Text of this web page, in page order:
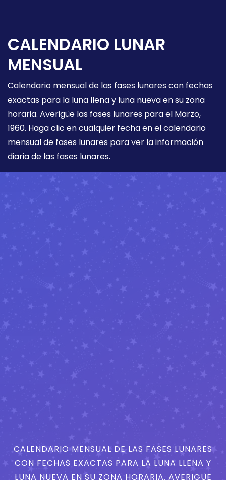
CALENDARIO LUNAR
MENSUAL
Calendario mensual de las fases lunares con fechas
exactas para la luna llena y luna nueva en su zona
horaria. Averigüe las fases lunares para el Marzo,
1960. Haga clic en cualquier fecha en el calendario
mensual de fases lunares para ver la información
diaria de las fases lunares.
CALENDARIO MENSUAL DE LAS FASES LUNARES
CON FECHAS EXACTAS PARA LA LUNA LLENA Y
LUNA NUEVA EN SU ZONA HORARIA. AVERIGÜE